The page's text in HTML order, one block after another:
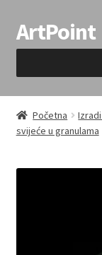
Preskoči
na
Skoči
do
ArtPoint
Uvjeti prodaje
Početna
svijeće u granulama